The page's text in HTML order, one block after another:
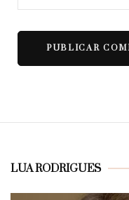
LUA RODRIGUES